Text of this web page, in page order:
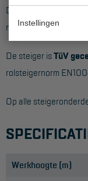
Instellingen
De Primus
maximale belasting van
De steiger isTüV
rolsteigernorm
Op alle
Werkhoogte (m)